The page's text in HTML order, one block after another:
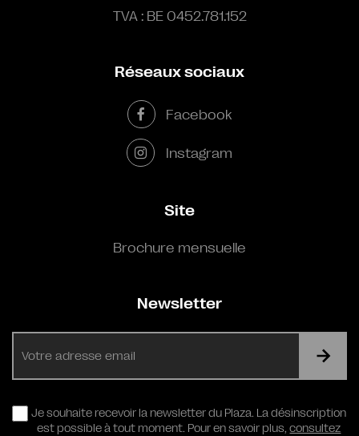
TVA : BE 0452.781.152
Réseaux sociaux
Facebook
Instagram
Site
Brochure mensuelle
Newsletter
RGPD
Je souhaite recevoir la newsletter du Plaza. La désinscription
est possible à tout moment. Pour en savoir plus,consultez